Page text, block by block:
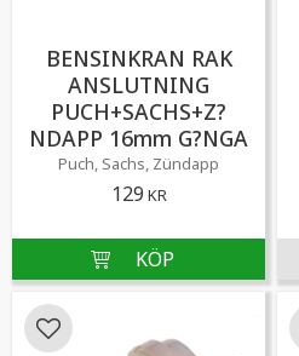
BENSINKRAN RAK
ANSLUTNING
PUCH+SACHS+Z?
NDAPP 16mm G?NGA
Puch, Sachs, Zündapp
129 KR
Lägg till i favoriter